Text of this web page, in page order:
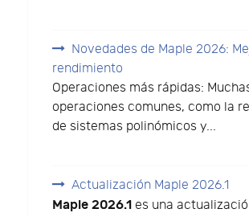
Novedades de Maple 2026:
rendimiento
Operaciones más rápidas:
operaciones comunes, como la
de sistemas polinómicos y...
Actualización Maple 2026.1
Maple 2026.1 es una